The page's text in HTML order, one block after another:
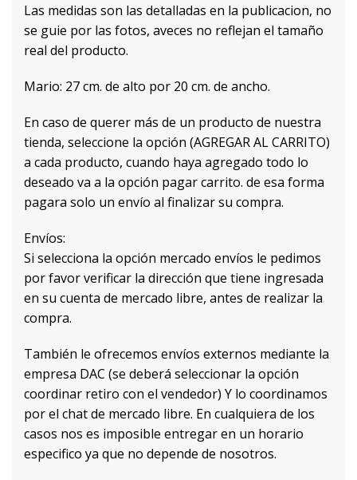
Las medidas son las detalladas en la publicacion, no
se guie por las fotos, aveces no reflejan el tamaño
real del producto.
Mario: 27 cm. de alto por 20 cm. de ancho.
En caso de querer más de un producto de nuestra
tienda, seleccione la opción (AGREGAR AL CARRITO)
a cada producto, cuando haya agregado todo lo
deseado va a la opción pagar carrito. de esa forma
pagara solo un envío al finalizar su compra.
Envíos:
Si selecciona la opción mercado envíos le pedimos
por favor verificar la dirección que tiene ingresada
en su cuenta de mercado libre, antes de realizar la
compra.
También le ofrecemos envíos externos mediante la
empresa DAC (se deberá seleccionar la opción
coordinar retiro con el vendedor) Y lo coordinamos
por el chat de mercado libre. En cualquiera de los
casos nos es imposible entregar en un horario
especifico ya que no depende de nosotros.